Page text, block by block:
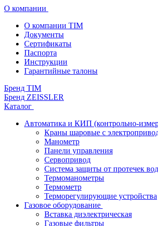
О компании
О компании TIM
Документы
Сертификаты
Паспорта
Инструкции
Гарантийные талоны
Бренд TIM
Бренд ZEISSLER
Каталог
Автоматика и КИП (контрольно-
Краны шаровые с
Манометр
Панели управления
Сервопривод
Система защиты от протечек
Термоманометры
Термометр
Терморегулирующие устройства
Газовое оборудование
Вставка диэлектрическая
Газовые фильтры